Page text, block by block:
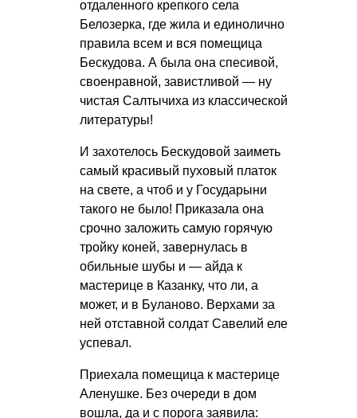
отдаленного крепкого села
Белозерка, где жила и единолично
правила всем и вся помещица
Бескудова. А была она спесивой,
своенравной, завистливой — ну
чистая Салтычиха из классической
литературы!
И захотелось Бескудовой заиметь
самый красивый пуховый платок
на свете, а чтоб и у Государыни
такого не было! Приказала она
срочно заложить самую горячую
тройку коней, завернулась в
обильные шубы и — айда к
мастерице в Казанку, что ли, а
может, и в Буланово. Верхами за
ней отставной солдат Савелий еле
успевал.
Приехала помещица к мастерице
Аленушке. Без очереди в дом
вошла, да и с порога заявила: